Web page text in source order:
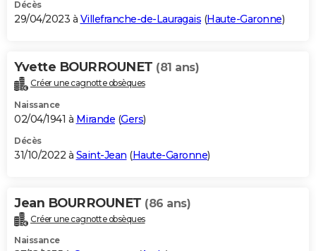
Décès
29/04/2023 à Villefranche-de-Lauragais (Haute-Garonne)
Yvette BOURROUNET (81 ans)
Créer une cagnotte obsèques
Naissance
02/04/1941 à Mirande (Gers)
Décès
31/10/2022 à Saint-Jean (Haute-Garonne)
Jean BOURROUNET (86 ans)
Créer une cagnotte obsèques
Naissance